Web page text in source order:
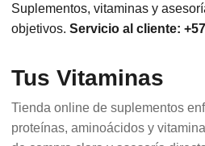
Suplementos, vitaminas y
objetivos. Servicio al cliente:
Tus Vitaminas
Tienda online de suplementos
proteínas, aminoácidos y